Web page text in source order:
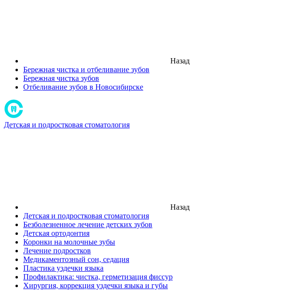
Назад
Бережная чистка и отбеливание зубов
Бережная чистка зубов
Отбеливание зубов в Новосибирске
Детская и подростковая стоматология
Назад
Детская и подростковая стоматология
Безболезненное лечение детских зубов
Детская ортодонтия
Коронки на молочные зубы
Лечение подростков
Медикаментозный сон, седация
Пластика уздечки языка
Профилактика: чистка, герметизация фиссур
Хирургия, коррекция уздечки языка и губы